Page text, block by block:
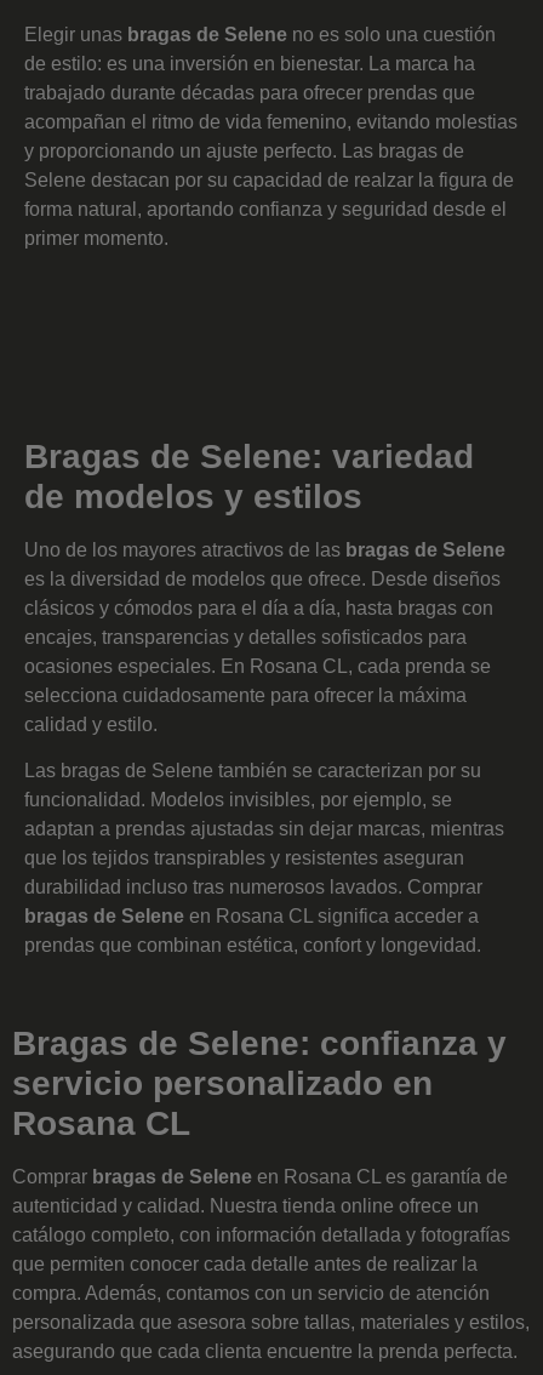
Elegir unas bragas de Selene no es solo una cuestión
de estilo: es una inversión en bienestar. La marca ha
trabajado durante décadas para ofrecer prendas que
acompañan el ritmo de vida femenino, evitando molestias
y proporcionando un ajuste perfecto. Las bragas de
Selene destacan por su capacidad de realzar la figura de
forma natural, aportando confianza y seguridad desde el
primer momento.
Bragas de Selene: variedad
de modelos y estilos
Uno de los mayores atractivos de las bragas de Selene
es la diversidad de modelos que ofrece. Desde diseños
clásicos y cómodos para el día a día, hasta bragas con
encajes, transparencias y detalles sofisticados para
ocasiones especiales. En Rosana CL, cada prenda se
selecciona cuidadosamente para ofrecer la máxima
calidad y estilo.
Las bragas de Selene también se caracterizan por su
funcionalidad. Modelos invisibles, por ejemplo, se
adaptan a prendas ajustadas sin dejar marcas, mientras
que los tejidos transpirables y resistentes aseguran
durabilidad incluso tras numerosos lavados. Comprar
bragas de Selene en Rosana CL significa acceder a
prendas que combinan estética, confort y longevidad.
Bragas de Selene: confianza y
servicio personalizado en
Rosana CL
Comprar bragas de Selene en Rosana CL es garantía de
autenticidad y calidad. Nuestra tienda online ofrece un
catálogo completo, con información detallada y fotografías
que permiten conocer cada detalle antes de realizar la
compra. Además, contamos con un servicio de atención
personalizada que asesora sobre tallas, materiales y estilos,
asegurando que cada clienta encuentre la prenda perfecta.